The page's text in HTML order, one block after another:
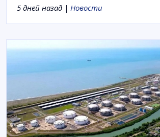
5 дней назад | Новости